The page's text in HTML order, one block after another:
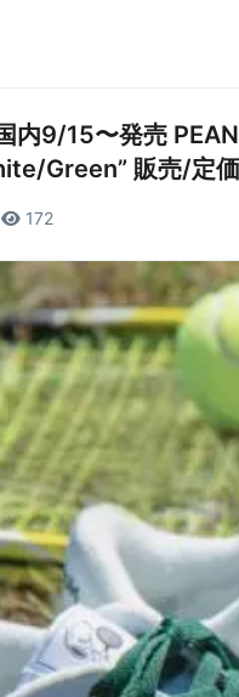
内9/15〜発売
Green” 販売/定
172